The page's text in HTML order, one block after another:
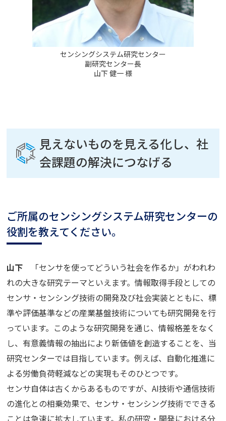
センシングシステム研究センター
副研究センター長
山下 健一 様
見えないものを見える化し、社
会課題の解決につなげる
ご所属のセンシングシステム研究センターの
役割を教えてください。
山下 「センサを使ってどういう社会を作るか」がわれわ
れの大きな研究テーマといえます。情報取得手段としての
センサ・センシング技術の開発及び社会実装とともに、標
準や評価基準などの産業基盤技術についても研究開発を行
っています。このような研究開発を通じ、情報格差をなく
し、有意義情報の抽出により新価値を創造することを、当
研究センターでは目指しています。例えば、自動化推進に
よる労働負荷軽減などの実現もそのひとつです。
センサ自体は古くからあるものですが、AI技術や通信技術
の進化との相乗効果で、センサ・センシング技術でできる
ことは急速に拡大しています。私の研究・開発における分